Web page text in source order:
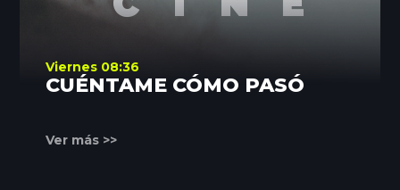
Viernes 08:36
CUÉNTAME CÓMO PASÓ
Ver más >>